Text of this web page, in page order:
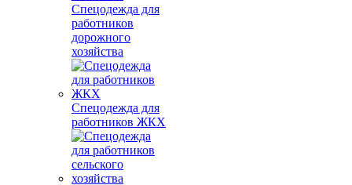
Спецодежда для
работников
дорожного
хозяйства
Спецодежда для
работников ЖКХ